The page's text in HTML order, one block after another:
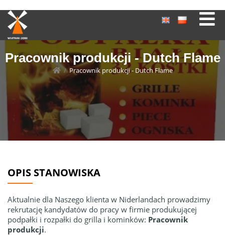
Pracownik produkcji - Dutch Flame
/ Pracownik produkcji - Dutch Flame
OPIS STANOWISKA
Aktualnie dla Naszego klienta w Niderlandach prowadzimy
rekrutację kandydatów do pracy w firmie produkującej
podpałki i rozpałki do grilla i kominków: Pracownik
produkcji.